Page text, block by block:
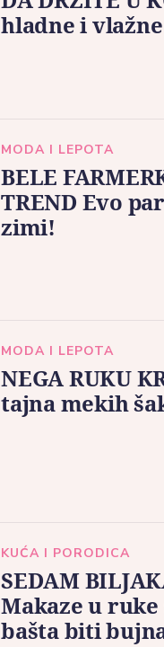
hladne i
MODA I LEPOTA
BELE
TREND Evo
zimi!
MODA I LEPOTA
NEGA RUKU
tajna mekih
KUĆA I PORODICA
SEDAM
Makaze u ruke
bašta biti